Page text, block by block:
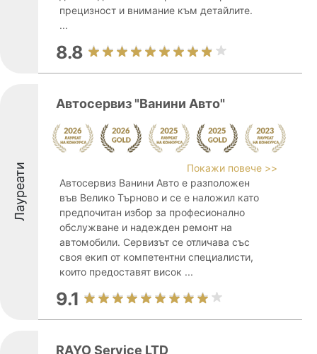
прецизност и внимание към детайлите.
...
8.8
Лауреати
Автосервиз "Ванини Авто"
Покажи повече >>
Автосервиз Ванини Авто е разположен
във Велико Търново и се е наложил като
предпочитан избор за професионално
обслужване и надежден ремонт на
автомобили. Сервизът се отличава със
своя екип от компетентни специалисти,
които предоставят висок ...
9.1
RAYO Service LTD